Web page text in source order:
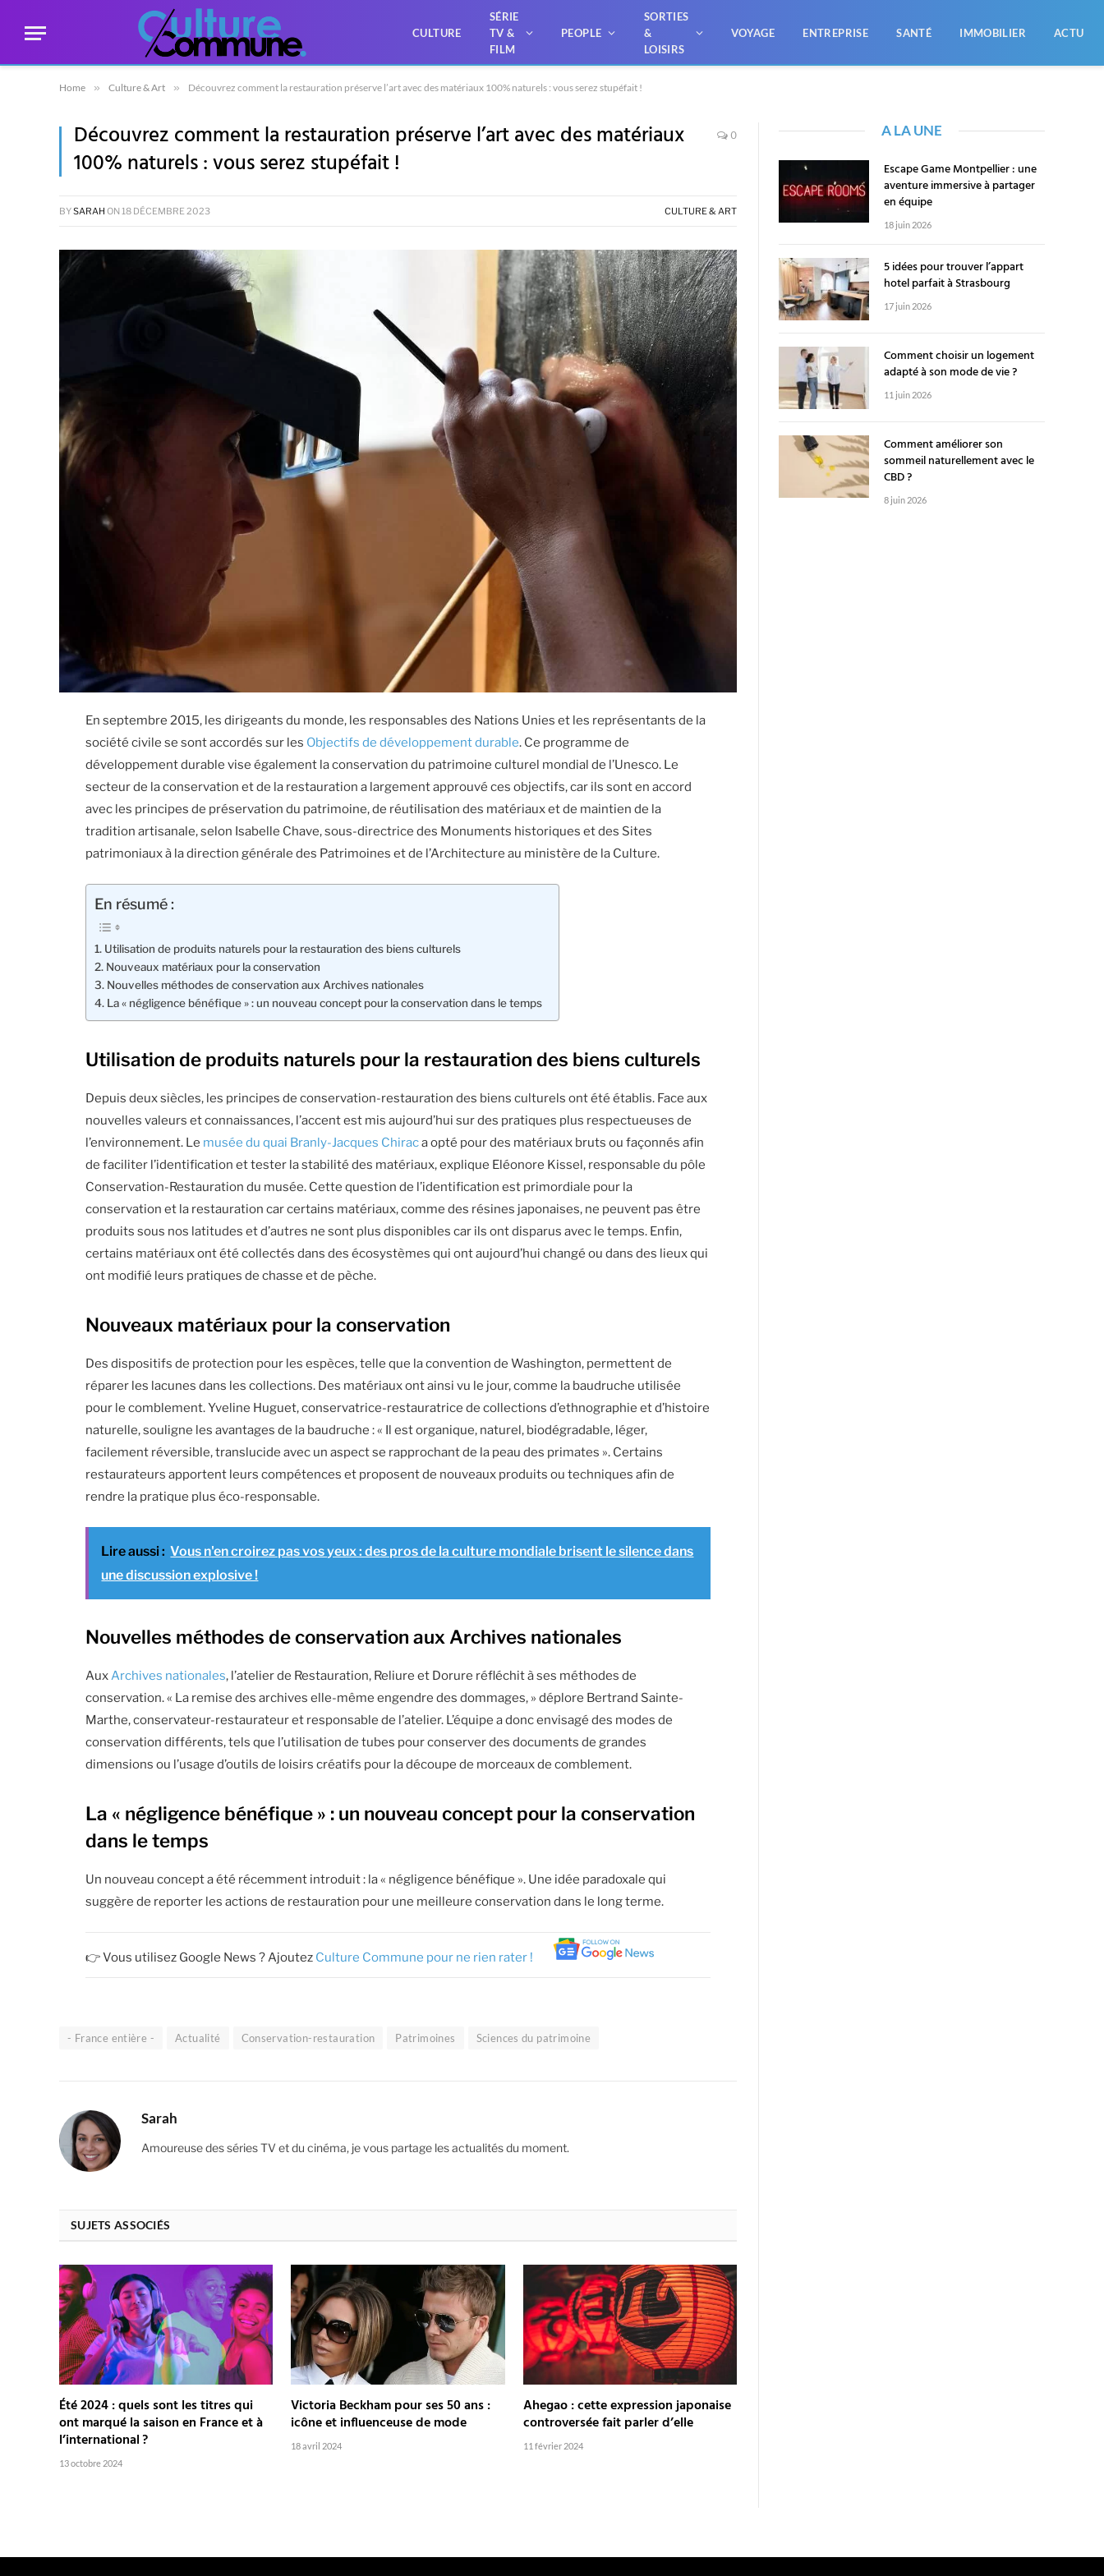
CULTURE
SÉRIE
TV &
FILM
PEOPLE
SORTIES
&
LOISIRS
VOYAGE ENTREPRISE SANTÉ IMMOBILIER ACTU
Home » Culture & Art » Découvrez comment la restauration préserve l’art avec des matériaux 100% naturels : vous serez stupéfait !
Découvrez comment la restauration préserve l’art avec des matériaux
100% naturels : vous serez stupéfait !
0
BYSARAH ON 18 DÉCEMBRE 2023 CULTURE & ART
En septembre 2015, les dirigeants du monde, les responsables des Nations Unies et les représentants de la
société civile se sont accordés sur les Objectifs de développement durable. Ce programme de
développement durable vise également la conservation du patrimoine culturel mondial de l’Unesco. Le
secteur de la conservation et de la restauration a largement approuvé ces objectifs, car ils sont en accord
avec les principes de préservation du patrimoine, de réutilisation des matériaux et de maintien de la
tradition artisanale, selon Isabelle Chave, sous-directrice des Monuments historiques et des Sites
patrimoniaux à la direction générale des Patrimoines et de l’Architecture au ministère de la Culture.
En résumé :
Utilisation de produits naturels pour la restauration des biens culturels
Nouveaux matériaux pour la conservation
Nouvelles méthodes de conservation aux Archives nationales
La « négligence bénéfique » : un nouveau concept pour la conservation dans le temps
Utilisation de produits naturels pour la restauration des biens culturels
Depuis deux siècles, les principes de conservation-restauration des biens culturels ont été établis. Face aux
nouvelles valeurs et connaissances, l’accent est mis aujourd’hui sur des pratiques plus respectueuses de
l’environnement. Le musée du quai Branly-Jacques Chiraca opté pour des matériaux bruts ou façonnés afin
de faciliter l’identification et tester la stabilité des matériaux, explique Eléonore Kissel, responsable du pôle
Conservation-Restauration du musée. Cette question de l’identification est primordiale pour la
conservation et la restauration car certains matériaux, comme des résines japonaises, ne peuvent pas être
produits sous nos latitudes et d’autres ne sont plus disponibles car ils ont disparus avec le temps. Enfin,
certains matériaux ont été collectés dans des écosystèmes qui ont aujourd’hui changé ou dans des lieux qui
ont modifié leurs pratiques de chasse et de pèche.
Nouveaux matériaux pour la conservation
Des dispositifs de protection pour les espèces, telle que la convention de Washington, permettent de
réparer les lacunes dans les collections. Des matériaux ont ainsi vu le jour, comme la baudruche utilisée
pour le comblement. Yveline Huguet, conservatrice-restauratrice de collections d’ethnographie et d’histoire
naturelle, souligne les avantages de la baudruche : « Il est organique, naturel, biodégradable, léger,
facilement réversible, translucide avec un aspect se rapprochant de la peau des primates ». Certains
restaurateurs apportent leurs compétences et proposent de nouveaux produits ou techniques afin de
rendre la pratique plus éco-responsable.
Lire aussi : Vous n'en croirez pas vos yeux : des pros de la culture mondiale brisent le silence dans
une discussion explosive !
Nouvelles méthodes de conservation aux Archives nationales
AuxArchives nationales, l’atelier de Restauration, Reliure et Dorure réfléchit à ses méthodes de
conservation. « La remise des archives elle-même engendre des dommages, » déplore Bertrand Sainte-
Marthe, conservateur-restaurateur et responsable de l’atelier. L’équipe a donc envisagé des modes de
conservation différents, tels que l’utilisation de tubes pour conserver des documents de grandes
dimensions ou l’usage d’outils de loisirs créatifs pour la découpe de morceaux de comblement.
La « négligence bénéfique » : un nouveau concept pour la conservation
dans le temps
Un nouveau concept a été récemment introduit : la « négligence bénéfique ». Une idée paradoxale qui
suggère de reporter les actions de restauration pour une meilleure conservation dans le long terme.
👉 Vous utilisez Google News ? Ajoutez Culture Commune pour ne rien rater !
- France entière - Actualité Conservation-restauration Patrimoines Sciences du patrimoine
Sarah
Amoureuse des séries TV et du cinéma, je vous partage les actualités du moment.
SUJETS ASSOCIÉS
Été 2024 : quels sont les titres qui
ont marqué la saison en France et à
l’international ?
13 octobre 2024
Victoria Beckham pour ses 50 ans :
icône et influenceuse de mode
18 avril 2024
Ahegao : cette expression japonaise
controversée fait parler d’elle
11 février 2024
A LA UNE
Escape Game Montpellier : une
aventure immersive à partager
en équipe
18 juin 2026
5 idées pour trouver l’appart
hotel parfait à Strasbourg
17 juin 2026
Comment choisir un logement
adapté à son mode de vie ?
11 juin 2026
Comment améliorer son
sommeil naturellement avec le
CBD ?
8 juin 2026